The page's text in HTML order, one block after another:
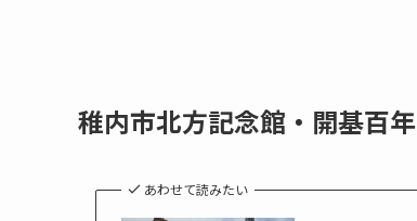
稚内市北方記念館・開基百
あわせて読みたい